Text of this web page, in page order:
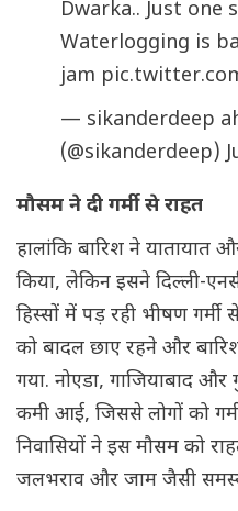
Dwarka.. Just one
Waterlogging is
jam
— sikanderdeep
(@sikanderdeep)
मौसम ने दी गर्मी से राहत
हालांकि बारिश ने यातायात
किया, लेकिन इसने दिल्ली-
हिस्सों में पड़ रही भीषण गर्मी
को बादल छाए रहने और
गया. नोएडा, गाजियाबाद
कमी आई, जिससे लोगों को
निवासियों ने इस मौसम को
जलभराव और जाम जैसी